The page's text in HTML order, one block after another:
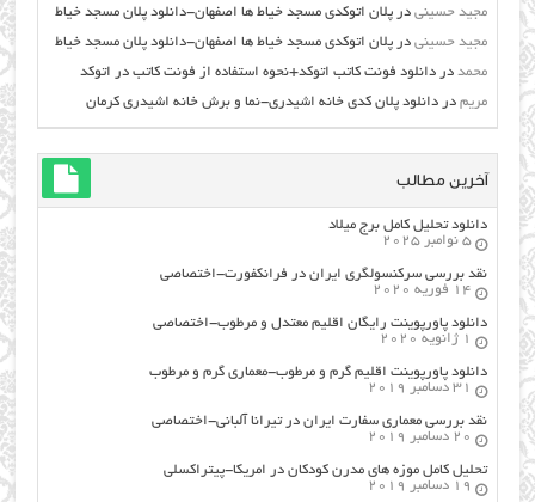
مجید حسینی درپلان اتوکدی مسجد خیاط ها اصفهان-دانلود پلان مسجد خیاط
مجید حسینی درپلان اتوکدی مسجد خیاط ها اصفهان-دانلود پلان مسجد خیاط
محمد دردانلود فونت کاتب اتوکد+نحوه استفاده از فونت کاتب در اتوکد
مریم دردانلود پلان کدی خانه اشیدری-نما و برش خانه اشیدری کرمان
آخرین مطالب
دانلود تحلیل کامل برج میلاد
5 نوامبر 2025
نقد بررسی سرکنسولگری ایران در فرانکفورت-اختصاصی
14 فوریه 2020
دانلود پاورپوینت رایگان اقلیم معتدل و مرطوب-اختصاصی
1 ژانویه 2020
دانلود پاورپوینت اقلیم گرم و مرطوب-معماری گرم و مرطوب
31 دسامبر 2019
نقد بررسی معماری سفارت ایران در تیرانا آلبانی-اختصاصی
20 دسامبر 2019
تحلیل کامل موزه های مدرن کودکان در امریکا-پیتراکسلی
19 دسامبر 2019